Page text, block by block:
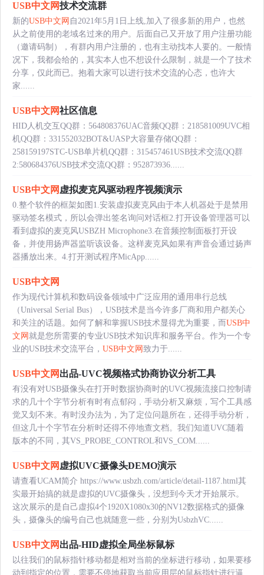
USB中文网技术交流群
新的USB中文网 自2021年5月1日上线,加入了很多新的用户，也然
从之前使用的老域名过来的用户。后面自己又开放了用户注册功能
（邀请码制），有群内用户注册的，也有主动找本人要的。一般情
况下，我都会给的，其实本人也不想设什么限制，就是一个了技术
分享，仅此而已。抱着大家可以进行技术交流的心态，也许大
家......
USB中文网社区信息
HID人机交互QQ群：564808376UAC音频QQ群：218581009UVC相
机QQ群：331552032BOT&UASP大容量存储QQ群：
258159197STC-USB单片机QQ群：315457461USB技术交流QQ群
2:580684376USB技术交流QQ群：952873936......
USB中文网 虚拟麦克风驱动程序视频演示
0.整个软件的框架如图1.安装虚拟麦克风由于本人机器处于是禁用
驱动签名模式，所以会弹出签名询问对话框2.打开设备管理器可以
看到虚拟的麦克风USBZH Microphone3.在音频控制面板打开设
备，并使用扬声器监听该设备。这样麦克风如果有声音会通过扬声
器播放出来。4.打开测试程序MicApp......
USB中文网
作为现代计算机和数码设备领域中广泛应用的通用串行总线
（Universal Serial Bus），USB技术是当今许多厂商和用户都关心
和关注的话题。如何了解和掌握USB技术显得尤为重要，而USB中
文网 就是您所需要的专业USB技术知识库和服务平台。作为一个专
业的USB技术交流平台， USB中文网 致力于......
USB中文网 出品-UVC视频格式协商协议分析工具
有没有对USB摄像头在打开时数据协商时的UVC视频流接口控制请
求的几十个字节分析有时有点郁闷，手动分析又麻烦，写个工具感
觉又划不来。有时没办法为，为了定位问题所在，还得手动分析，
但这几十个字节在分析时还得不停地查文档。我们知道UVC随着
版本的不同，其VS_PROBE_CONTROL和VS_COM......
USB中文网 虚拟UVC摄像头DEMO演示
请查看UCAM简介 https://www.usbzh.com/article/detail-1187.html其
实最开始搞的就是虚拟的UVC摄像头，没想到今天才开始展示。
这次展示的是自己虚拟4个1920X1080x30的NV12数据格式的摄像
头，摄像头的编号自己也就随意一些，分别为UsbzhVC......
USB中文网 出品-HID虚拟全局坐标鼠标
以往我们的鼠标指针移动都是相对当前的坐标进行移动，如果要移
动到指定的位置，需要不停地获取当前应用层的鼠标指针进行逼